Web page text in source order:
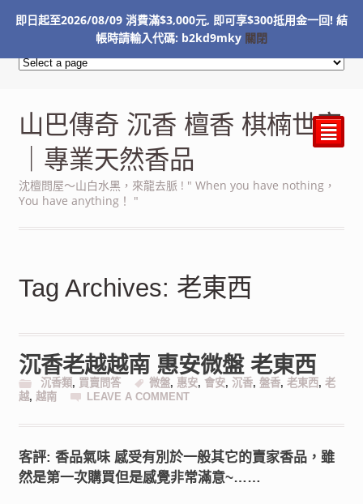
山巴傳奇 沉香 檀香 棋楠世家
｜專業天然香品
沈檀問屋～山白水黑，來龍去脈 ! " When you have nothing，
You have anything！ "
²
Tag Archives: 老東西
沉香老越越南 惠安微盤 老東西
沉香類, 買賣問答 微盤, 惠安, 會安, 沉香, 盤香, 老東西, 老
越, 越南 LEAVE A COMMENT
客評: 香品氣味 感受有別於一般其它的賣家香品，雖
然是第一次購買但是感覺非常滿意~……
即日起至2026/08/09 消費滿$3,000元, 即可享$300抵用金一回! 結
帳時請輸入代碼: b2kd9mky 關閉